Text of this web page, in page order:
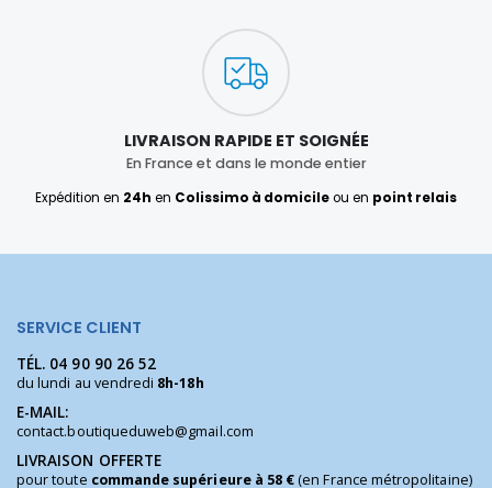
LIVRAISON RAPIDE ET SOIGNÉE
En France et dans le monde entier
Expédition en 24h en Colissimo à domicileou en point relais
SERVICE CLIENT
TÉL. 04 90 90 26 52
du lundi au vendredi 8h-18h
E-MAIL:
contact.boutiqueduweb@gmail.com
LIVRAISON OFFERTE
pour toute commande supérieure à 58 €(en France métropolitaine)